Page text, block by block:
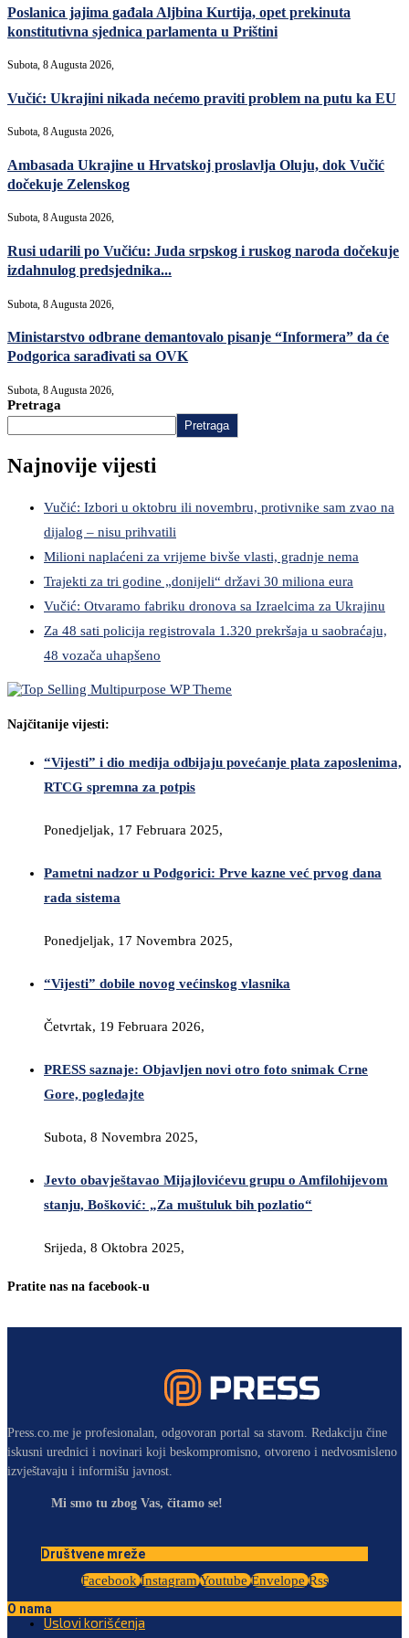
Poslanica jajima gađala Aljbina Kurtija, opet prekinuta
konstitutivna sjednica parlamenta u Prištini
Subota, 8 Augusta 2026,
Vučić: Ukrajini nikada nećemo praviti problem na putu ka EU
Subota, 8 Augusta 2026,
Ambasada Ukrajine u Hrvatskoj proslavlja Oluju, dok Vučić
dočekuje Zelenskog
Subota, 8 Augusta 2026,
Rusi udarili po Vučiću: Juda srpskog i ruskog naroda dočekuje
izdahnulog predsjednika...
Subota, 8 Augusta 2026,
Ministarstvo odbrane demantovalo pisanje “Informera” da će
Podgorica sarađivati sa OVK
Subota, 8 Augusta 2026,
Pretraga
Pretraga
Najnovije vijesti
Vučić: Izbori u oktobru ili novembru, protivnike sam zvao na
dijalog – nisu prihvatili
Milioni naplaćeni za vrijeme bivše vlasti, gradnje nema
Trajekti za tri godine „donijeli“ državi 30 miliona eura
Vučić: Otvaramo fabriku dronova sa Izraelcima za Ukrajinu
Za 48 sati policija registrovala 1.320 prekršaja u saobraćaju,
48 vozača uhapšeno
Najčitanije vijesti:
“Vijesti” i dio medija odbijaju povećanje plata zaposlenima,
RTCG spremna za potpis
Ponedjeljak, 17 Februara 2025,
Pametni nadzor u Podgorici: Prve kazne već prvog dana
rada sistema
Ponedjeljak, 17 Novembra 2025,
“Vijesti” dobile novog većinskog vlasnika
Četvrtak, 19 Februara 2026,
PRESS saznaje: Objavljen novi otro foto snimak Crne
Gore, pogledajte
Subota, 8 Novembra 2025,
Jevto obavještavao Mijajlovićevu grupu o Amfilohijevom
stanju, Bošković: „Za muštuluk bih pozlatio“
Srijeda, 8 Oktobra 2025,
Pratite nas na facebook-u
Press.co.me je profesionalan, odgovoran portal sa stavom. Redakciju čine
iskusni urednici i novinari koji beskompromisno, otvoreno i nedvosmisleno
izvještavaju i informišu javnost.
Mi smo tu zbog Vas, čitamo se!
Društvene mreže
Facebook Instagram Youtube Envelope Rss
O nama
Uslovi korišćenja